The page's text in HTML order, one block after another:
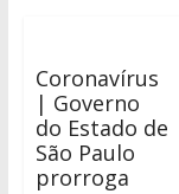
Coronavírus
| Governo
do Estado de
São Paulo
prorroga